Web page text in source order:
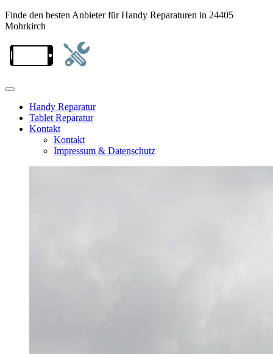
Finde den besten Anbieter für Handy Reparaturen in 24405
Mohrkirch
Handy Reparatur
Tablet Reparatur
Kontakt
Kontakt
Impressum & Datenschutz